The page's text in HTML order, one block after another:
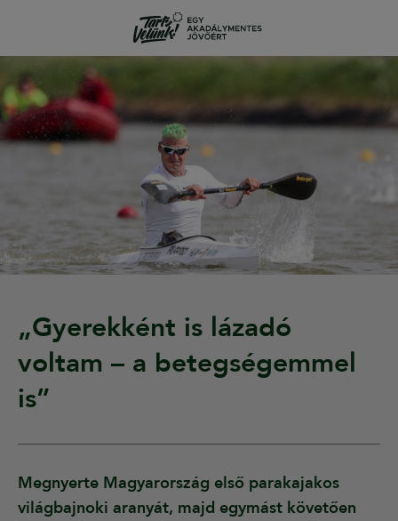
„Gyerekként is lázadó
voltam – a betegségemmel
is”
Megnyerte Magyarország első parakajakos
világbajnoki aranyát, majd egymást követően